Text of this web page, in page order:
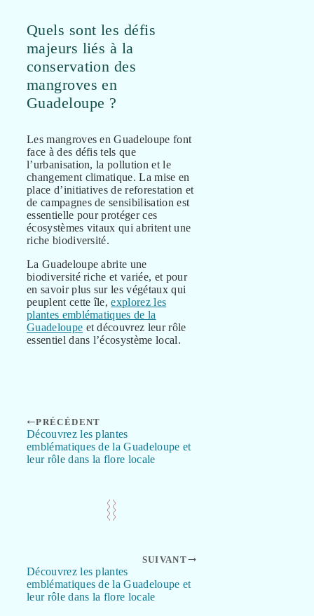
Quels sont les défis
majeurs liés à la
conservation des
mangroves en
Guadeloupe ?
Les mangroves en Guadeloupe font
face à des défis tels que
l’urbanisation, la pollution et le
changement climatique. La mise en
place d’initiatives de reforestation et
de campagnes de sensibilisation est
essentielle pour protéger ces
écosystèmes vitaux qui abritent une
riche biodiversité.
La Guadeloupe abrite une
biodiversité riche et variée, et pour
en savoir plus sur les végétaux qui
peuplent cette île,explorez les
plantes emblématiques de la
Guadeloupe et découvrez leur rôle
essentiel dans l’écosystème local.
PRÉCÉDENT
Découvrez les plantes
emblématiques de la Guadeloupe et
leur rôle dans la flore locale
SUIVANT
Découvrez les plantes
emblématiques de la Guadeloupe et
leur rôle dans la flore locale